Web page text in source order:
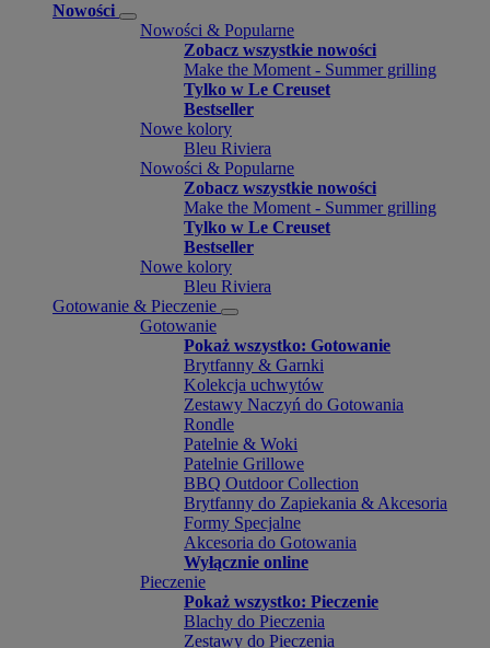
Nowości
Nowości & Popularne
Zobacz wszystkie nowości
Make the Moment - Summer grilling
Tylko w Le Creuset
Bestseller
Nowe kolory
Bleu Riviera
Nowości & Popularne
Zobacz wszystkie nowości
Make the Moment - Summer grilling
Tylko w Le Creuset
Bestseller
Nowe kolory
Bleu Riviera
Gotowanie & Pieczenie
Gotowanie
Pokaż wszystko: Gotowanie
Brytfanny & Garnki
Kolekcja uchwytów
Zestawy Naczyń do Gotowania
Rondle
Patelnie & Woki
Patelnie Grillowe
BBQ Outdoor Collection
Brytfanny do Zapiekania & Akcesoria
Formy Specjalne
Akcesoria do Gotowania
Wyłącznie online
Pieczenie
Pokaż wszystko: Pieczenie
Blachy do Pieczenia
Zestawy do Pieczenia